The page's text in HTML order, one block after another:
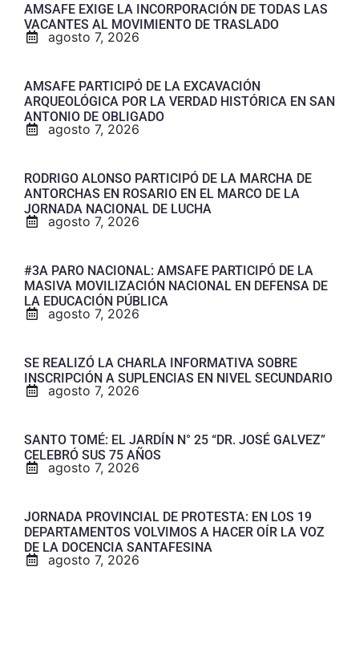
AMSAFE EXIGE LA INCORPORACIÓN DE TODAS LAS
VACANTES AL MOVIMIENTO DE TRASLADO
agosto 7, 2026
AMSAFE PARTICIPÓ DE LA EXCAVACIÓN
ARQUEOLÓGICA POR LA VERDAD HISTÓRICA EN SAN
ANTONIO DE OBLIGADO
agosto 7, 2026
RODRIGO ALONSO PARTICIPÓ DE LA MARCHA DE
ANTORCHAS EN ROSARIO EN EL MARCO DE LA
JORNADA NACIONAL DE LUCHA
agosto 7, 2026
#3A PARO NACIONAL: AMSAFE PARTICIPÓ DE LA
MASIVA MOVILIZACIÓN NACIONAL EN DEFENSA DE
LA EDUCACIÓN PÚBLICA
agosto 7, 2026
SE REALIZÓ LA CHARLA INFORMATIVA SOBRE
INSCRIPCIÓN A SUPLENCIAS EN NIVEL SECUNDARIO
agosto 7, 2026
SANTO TOMÉ: EL JARDÍN N° 25 “DR. JOSÉ GALVEZ”
CELEBRÓ SUS 75 AÑOS
agosto 7, 2026
JORNADA PROVINCIAL DE PROTESTA: EN LOS 19
DEPARTAMENTOS VOLVIMOS A HACER OÍR LA VOZ
DE LA DOCENCIA SANTAFESINA
agosto 7, 2026